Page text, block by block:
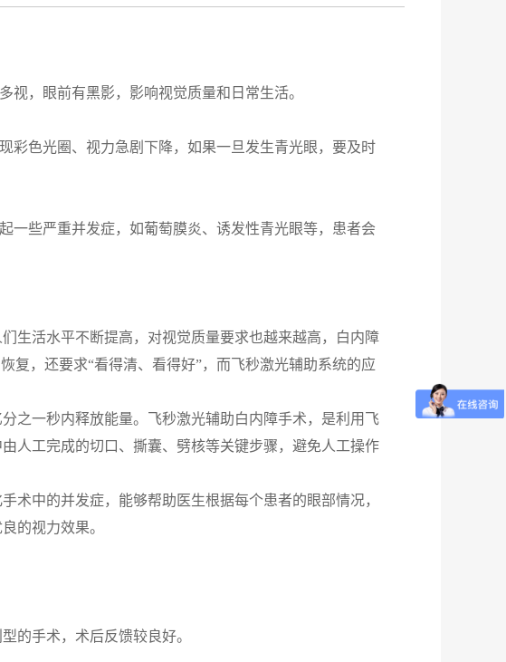
视，眼前有黑影，影响视觉质量和日常生活。
彩色光圈、视力急剧下降，如果一旦发生青光眼，要及时
一些严重并发症，如葡萄膜炎、诱发性青光眼等，患者会
生活水平不断提高，对视觉质量要求也越来越高，白内障
复，还要求“看得清、看得好”，而飞秒激光辅助系统的应
之一秒内释放能量。飞秒激光辅助白内障手术，是利用飞
人工完成的切口、撕囊、劈核等关键步骤，避免人工操作
术中的并发症，能够帮助医生根据每个患者的眼部情况，
的视力效果。
的手术，术后反馈较良好。